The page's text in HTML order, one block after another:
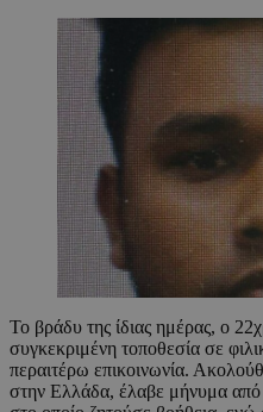
Το βράδυ της ίδιας ημέρας, ο
συγκεκριμένη τοποθεσία σε
περαιτέρω επικοινωνία.
στην Ελλάδα, έλαβε μήνυμα από